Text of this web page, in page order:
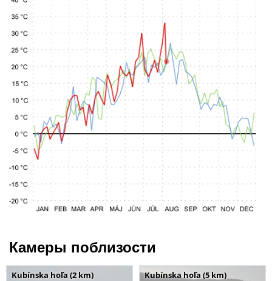
Камеры поблизости
Kubínska hoľa (2 km) Kubínska hoľa (5 km)